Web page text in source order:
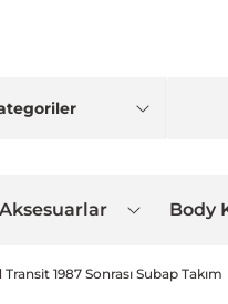
Aksesuarlar Body
1987 Sonrası Subap Takım